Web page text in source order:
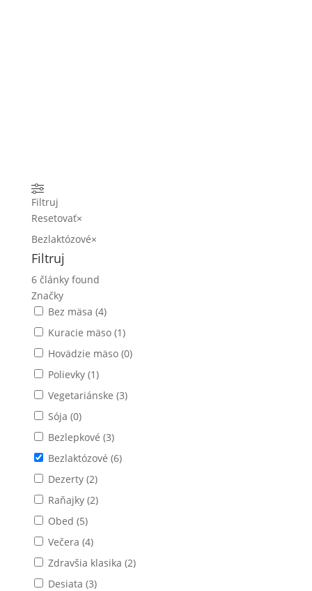
Filtruj
Resetovať×
Bezlaktózové×
Filtruj
6články found
Značky
Bez mäsa (4)
Kuracie mäso (1)
Hovädzie mäso (0)
Polievky (1)
Vegetariánske (3)
Sója (0)
Bezlepkové (3)
Bezlaktózové (6)
Dezerty (2)
Raňajky (2)
Obed (5)
Večera (4)
Zdravšia klasika (2)
Desiata (3)